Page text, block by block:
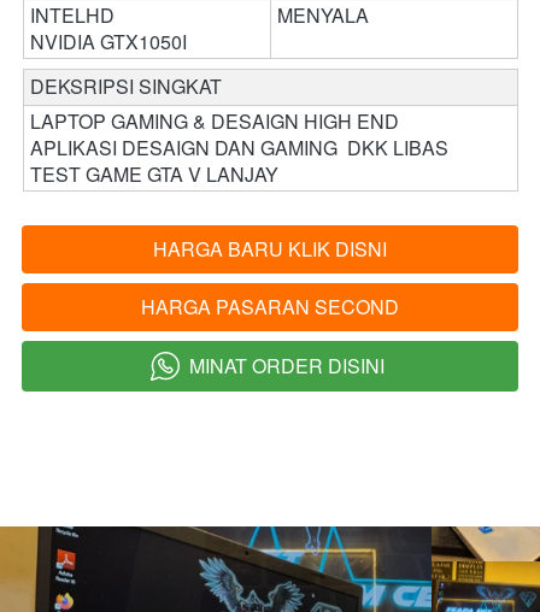
INTELHD
NVIDIA GTX1050I
MENYALA
DEKSRIPSI SINGKAT
LAPTOP GAMING & DESAIGN HIGH END
APLIKASI DESAIGN DAN GAMING  DKK LIBAS
TEST GAME GTA V LANJAY
`HARGA BARU KLIK DISNI
`HARGA PASARAN SECOND
` MINAT ORDER DISINI